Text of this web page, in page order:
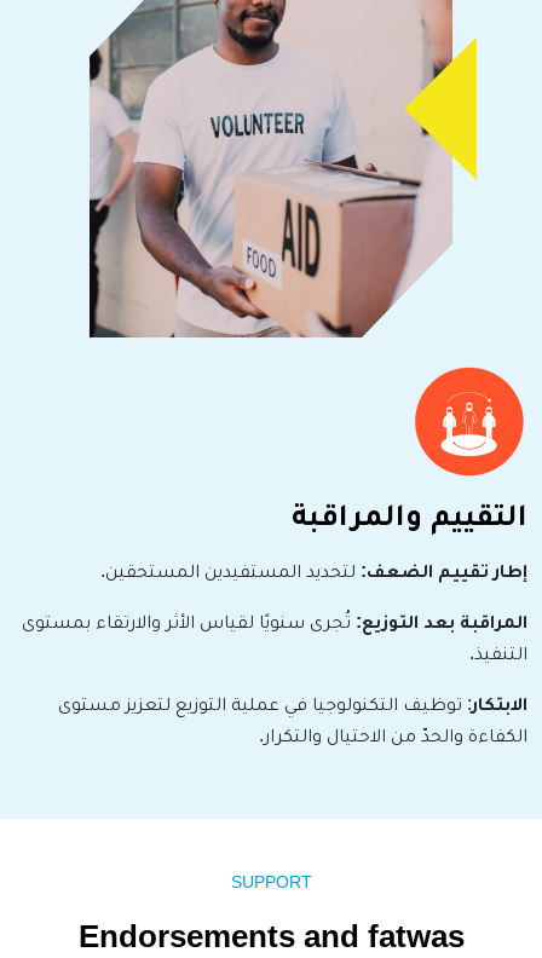
التقييم والمراقبة
إطار تقييم الضعف: لتحديد المستفيدين المستحقين.
المراقبة بعد التوزيع: تُجرى سنويًا لقياس الأثر والارتقاء بمستوى
التنفيذ.
الابتكار: توظيف التكنولوجيا في عملية التوزيع لتعزيز مستوى
الكفاءة والحدّ من الاحتيال والتكرار.
SUPPORT
Endorsements and fatwas